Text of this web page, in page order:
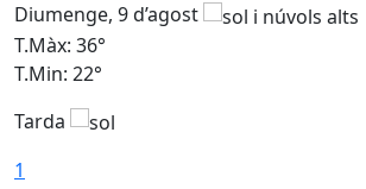
Diumenge, 9 d’agost
T.Màx: 36°
T.Min: 22°
Tarda
1